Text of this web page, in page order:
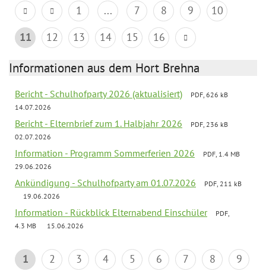
1 ... 7 8 9
10
11
12 13 14 15 16
Informationen aus dem Hort Brehna
Bericht - Schulhofparty 2026 (aktualisiert)
PDF, 626 kB
14.07.2026
Bericht - Elternbrief zum 1. Halbjahr 2026
PDF, 236 kB
02.07.2026
Information - Programm Sommerferien 2026
PDF, 1.4 MB
29.06.2026
Ankündigung - Schulhofparty am 01.07.2026
PDF, 211 kB
19.06.2026
Information - Rückblick Elternabend Einschüler
PDF,
4.3 MB
15.06.2026
1 2 3 4 5 6 7 8
9